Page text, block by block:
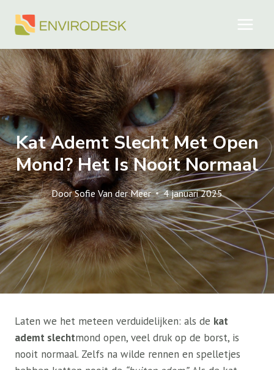
naar
Kat Ademt Slecht Met Open
Mond? Het Is Nooit Normaal
DoorSofie Van der Meer 4 januari 2025
Laten we het meteen verduidelijken: als de kat
ademt slechtmond open, veel druk op de borst, is
nooit normaal. Zelfs na wilde rennen en spelletjes